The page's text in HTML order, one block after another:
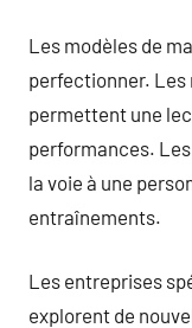
Les modèles de
perfectionner. Les
permettent une
performances.
la voie à une
entraînements.
Les entreprises
explorent de